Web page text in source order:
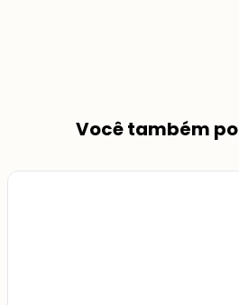
Você também